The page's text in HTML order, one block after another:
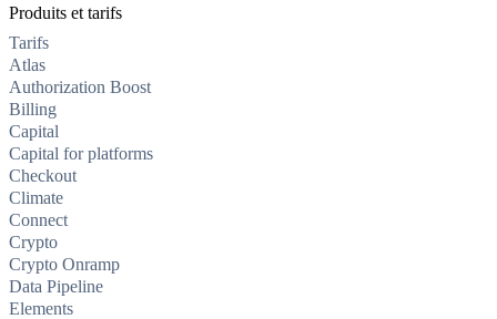
Produits et tarifs
Tarifs
Atlas
Authorization Boost
Billing
Capital
Capital for platforms
Checkout
Climate
Connect
Crypto
Crypto Onramp
Data Pipeline
Elements